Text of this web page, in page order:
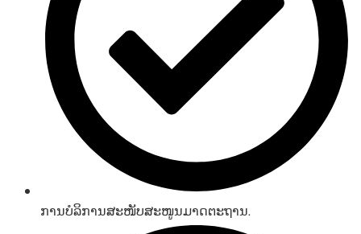
ການບໍລິການສະໜັບສະໜູນມາດຕະຖານ.